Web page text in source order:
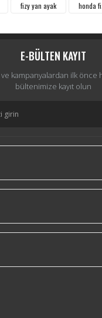
fizy yan ayak honda
E-BÜLTEN KAYIT
ve kampanyalardan ilk önce
bültenimize kayıt olun